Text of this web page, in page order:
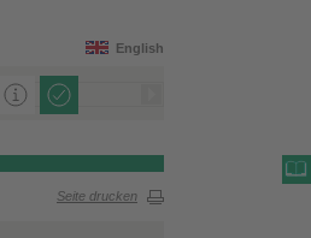
English
Seite drucken